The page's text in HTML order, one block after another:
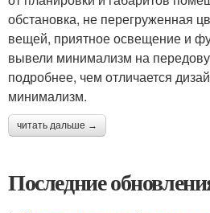
обстановка, не перегруженная
вещей, приятное освещение и
вывели минимализм на
подробнее, чем отличается
минимализм.
читать дальше →
Последние